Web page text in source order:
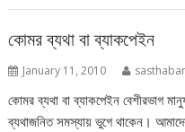
কোমর ব্যথা বা ব্যাকপেইন
January 11, 2010
কোমর ব্যথা বা ব্যাকপেইন বেশীরভাগ
ব্যথাজনিত সমস্যায় ভুগে থাকেন।